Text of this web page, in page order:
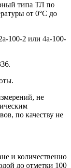
типа ТЛ по
от 0°С до
100-2 или 4а-100-
не
по качеству не
и количественно
до отметки 100